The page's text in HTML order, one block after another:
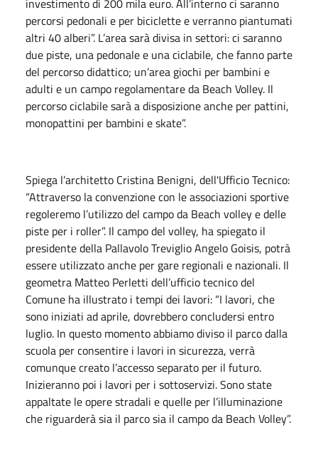
percorsi pedonali e per biciclette e verranno piantumati
altri 40 alberi”. L’area sarà divisa in settori: ci saranno
due piste, una pedonale e una ciclabile, che fanno parte
del percorso didattico; un’area giochi per bambini e
adulti e un campo regolamentare da Beach Volley. Il
percorso ciclabile sarà a disposizione anche per pattini,
monopattini per bambini e skate”.
Spiega l’architetto Cristina Benigni, dell'Ufficio Tecnico:
“Attraverso la convenzione con le associazioni sportive
regoleremo l’utilizzo del campo da Beach volley e delle
piste per i roller”. Il campo del volley, ha spiegato il
presidente della Pallavolo Treviglio Angelo Goisis, potrà
essere utilizzato anche per gare regionali e nazionali. Il
geometra Matteo Perletti dell’ufficio tecnico del
Comune ha illustrato i tempi dei lavori: “I lavori, che
sono iniziati ad aprile, dovrebbero concludersi entro
luglio. In questo momento abbiamo diviso il parco dalla
scuola per consentire i lavori in sicurezza, verrà
comunque creato l’accesso separato per il futuro.
Inizieranno poi i lavori per i sottoservizi. Sono state
appaltate le opere stradali e quelle per l’illuminazione
che riguarderà sia il parco sia il campo da Beach Volley”.